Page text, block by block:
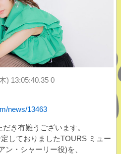
) 13:05:40.35 0
news/13463
き有難うございます。
しておりましたTOURS ミュー
ン・シャーリー役)を、